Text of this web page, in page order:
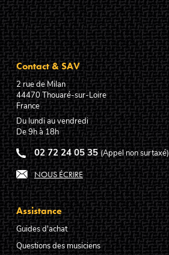
Contact & SAV
2 rue de Milan
44470Thouaré-sur-Loire
France
Du lundi au vendredi
De 9h à 18h
02 72 24 05 35 (Appel non surtaxé)
NOUS ÉCRIRE
Assistance
Guides d'achat
Questions des musiciens